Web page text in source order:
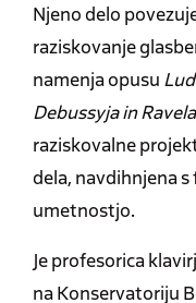
Njeno delo
raziskovanje
namenja opusu
Debussyja in Ravela
raziskovalne
dela, navdihnjena
umetnostjo.
Je profesorica
na Konservatoriju